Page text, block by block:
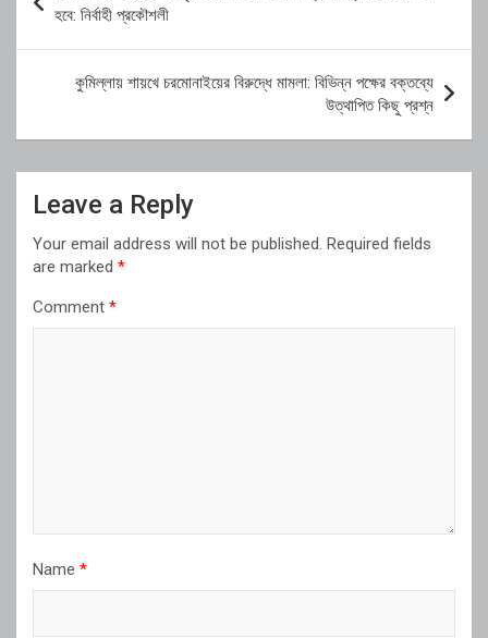
navigation
হবে: নির্বাহী প্রকৌশলী
কুমিল্লায় শায়খে চরমোনাইয়ের বিরুদ্ধে মামলা: বিভিন্ন পক্ষের বক্তব্যে
উত্থাপিত কিছু প্রশ্ন
Leave a Reply
Your email address will not be published. Required fields
are marked *
Comment *
Name *